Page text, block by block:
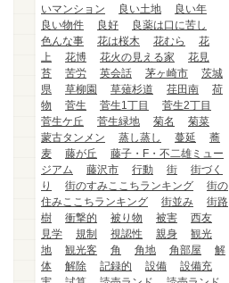
いマンション
良い土地
良い年
良い物件
良好
良薬は口に苦し
色んな事
花は桜木 花むら
花
上
花博 花火の見える家
花見
苔
苦労 英会話 茅ヶ崎市
茨城
県
草柳園 草薙杉道 荏田南
荷
物
菅生 菅生1丁目
菅生2丁目
菅生ケ丘
菅生緑地 菊名
菊菜
蒙古タンメン
蒸し蒸し 蔓延
蕎
麦
藤が丘
藤子・F・不二雄ミュー
ジアム
藤沢市 行動 街
街づく
り
街のすみここちランキング
街の
住みここちランキング
街並み
街路
樹
衝撃的 被り物 被害
西友
見学
規制 視認性 親身
観光
地
観光客 角 角地 角部屋
解
体
解除 記録的 設備
設備充